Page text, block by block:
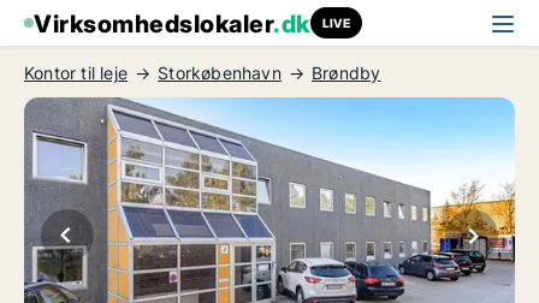
Virksomhedslokaler.dk LIVE
Kontor til leje Storkøbenhavn Brøndby